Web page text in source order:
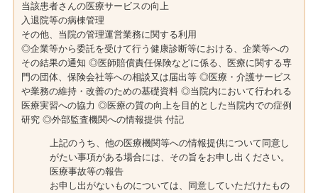
当該患者さんの医療サービスの向上
入退院等の病棟管理
その他、当院の管理運営業務に関する利用
◎企業等から委託を受けて行う健康診断等における、企業等への
その結果の通知 ◎医師賠償責任保険などに係る、医療に関する専
門の団体、保険会社等への相談又は届出等 ◎医療・介護サービス
や業務の維持・改善のための基礎資料 ◎当院内において行われる
医療実習への協力 ◎医療の質の向上を目的とした当院内での症例
研究 ◎外部監査機関への情報提供 付記
上記のうち、他の医療機関等への情報提供について同意し
がたい事項がある場合には、その旨をお申し出ください。
医療事故等の報告
お申し出がないものについては、同意していただけたもの